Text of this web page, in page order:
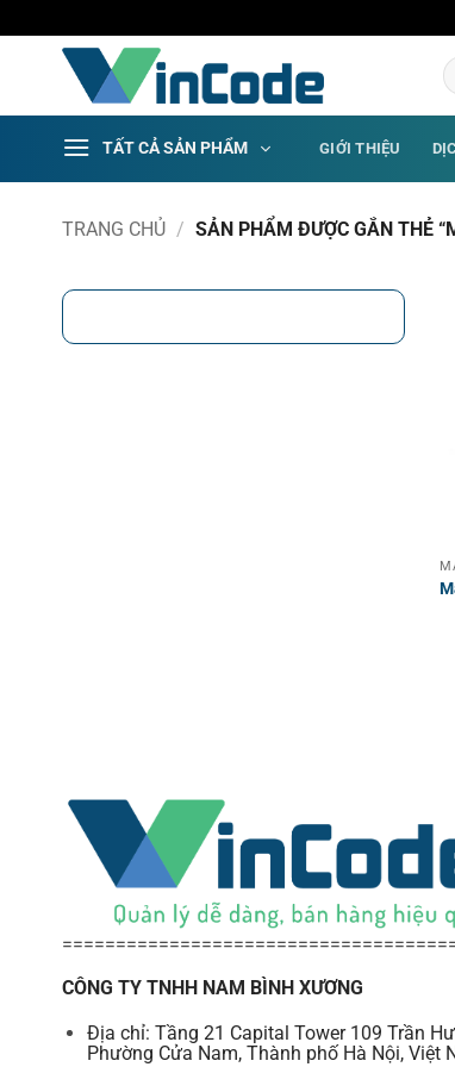
qua
TẤT CẢ SẢN PHẨM GIỚI THIỆU
TRANG CHỦ / SẢN PHẨM ĐƯỢC GẮN THẺ
CÔNG TY TNHH NAM BÌNH XƯƠNG
Địa chỉ: Tầng 21 Capital Tower 109 Trần
Phường Cửa Nam, Thành phố Hà Nội, Việt